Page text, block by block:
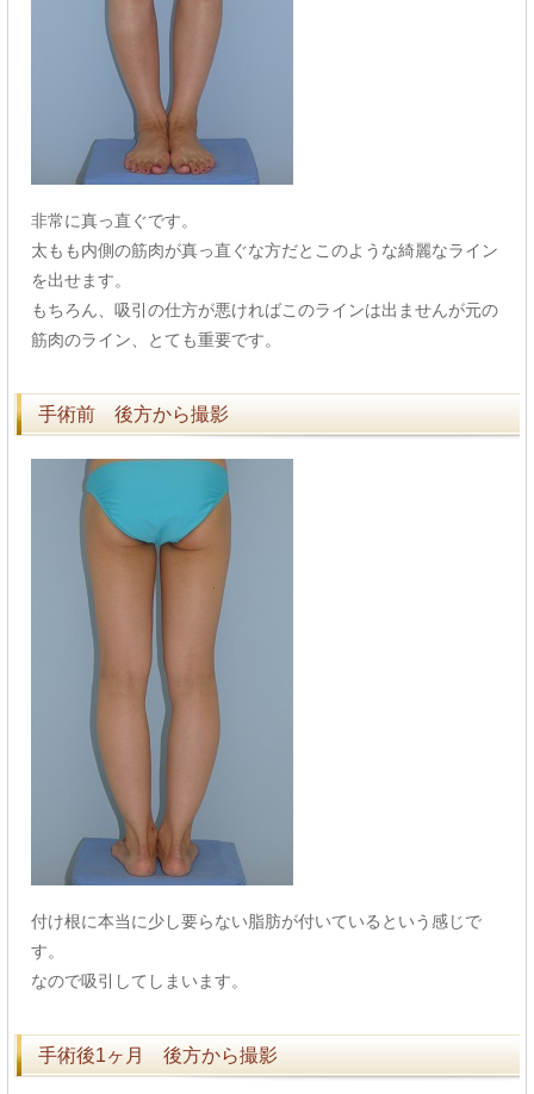
非常に真っ直ぐです。
太もも内側の筋肉が真っ直ぐな方だとこのような綺麗なライン
を出せます。
もちろん、吸引の仕方が悪ければこのラインは出ませんが元の
筋肉のライン、とても重要です。
手術前 後方から撮影
付け根に本当に少し要らない脂肪が付いているという感じで
す。
なので吸引してしまいます。
手術後1ヶ月 後方から撮影